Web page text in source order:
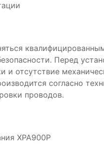
Перед
и отсутствие
согласно
проводов.
XPA900P